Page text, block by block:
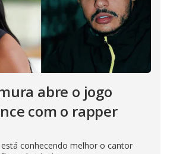
abre o jogo
com o rapper
conhecendo melhor o cantor